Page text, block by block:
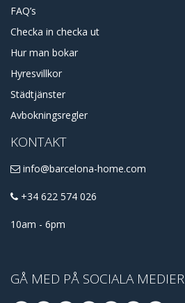
FAQ’s
Checka in checka ut
Hur man bokar
Hyresvillkor
Städtjänster
Avbokningsregler
KONTAKT
info@barcelona-home.com
+34 622 574 026
10am - 6pm
GÅ MED PÅ SOCIALA MEDIER